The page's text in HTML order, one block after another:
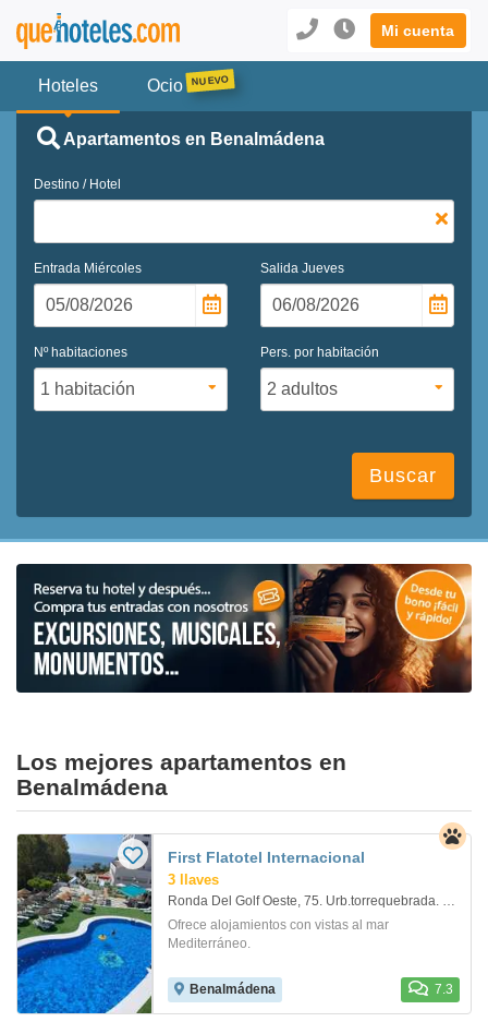
Mi cuenta
Hoteles Ocio
Apartamentos en Benalmádena
Destino / Hotel
Entrada Miércoles Salida Jueves
Nº habitaciones Pers. por habitación
Buscar
Los mejores apartamentos en
Benalmádena
First Flatotel Internacional
3 llaves
Ronda Del Golf Oeste, 75. Urb.torrequebrada. Benalmadena
Ofrece alojamientos con vistas al mar
Mediterráneo.
Benalmádena 7.3